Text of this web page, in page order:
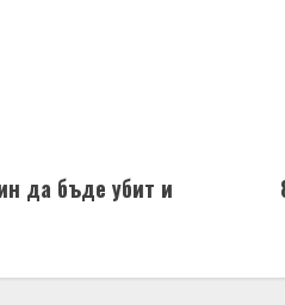
да бъде убит и